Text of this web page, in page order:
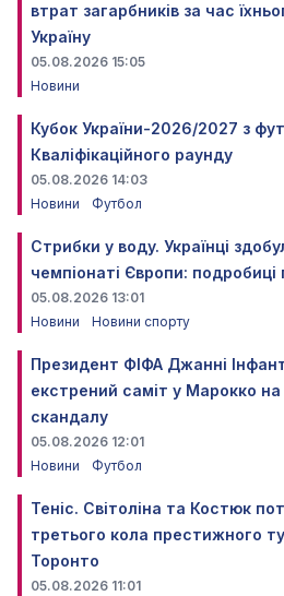
втрат загарбників за час
Україну
05.08.2026 15:05
Новини
Кубок України-2026/2027 з
Кваліфікаційного раунду
05.08.2026 14:03
Новини
Футбол
Стрибки у воду. Українці
чемпіонаті Європи: подробиці
05.08.2026 13:01
Новини
Новини спорту
Президент ФІФА Джанні
екстрений саміт у Марокко на
скандалу
05.08.2026 12:01
Новини
Футбол
Теніс. Світоліна та Костюк
третього кола престижного
Торонто
05.08.2026 11:01